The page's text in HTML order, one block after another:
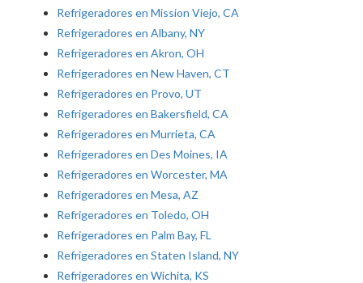
Refrigeradores en Mission Viejo, CA
Refrigeradores en Albany, NY
Refrigeradores en Akron, OH
Refrigeradores en New Haven, CT
Refrigeradores en Provo, UT
Refrigeradores en Bakersfield, CA
Refrigeradores en Murrieta, CA
Refrigeradores en Des Moines, IA
Refrigeradores en Worcester, MA
Refrigeradores en Mesa, AZ
Refrigeradores en Toledo, OH
Refrigeradores en Palm Bay, FL
Refrigeradores en Staten Island, NY
Refrigeradores en Wichita, KS